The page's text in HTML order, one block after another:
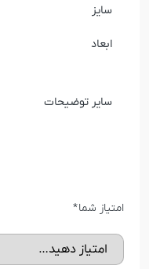
سایز
ابعاد
سایر توضیحات
امتیاز شما*